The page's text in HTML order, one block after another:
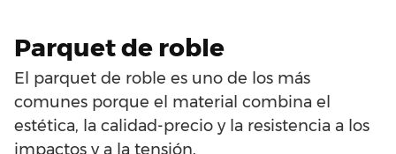
Parquet de roble
El parquet de roble es uno de los más
comunes porque el material combina el
estética, la calidad-precio y la resistencia a los
impactos y a la tensión.